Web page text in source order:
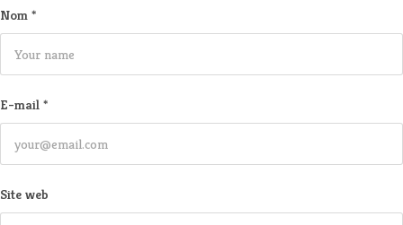
Nom *
E-mail *
Site web